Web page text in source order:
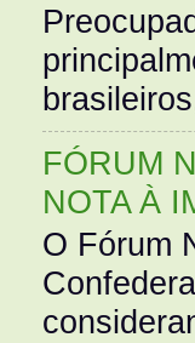
FÓRUM
NOTA À
O Fórum